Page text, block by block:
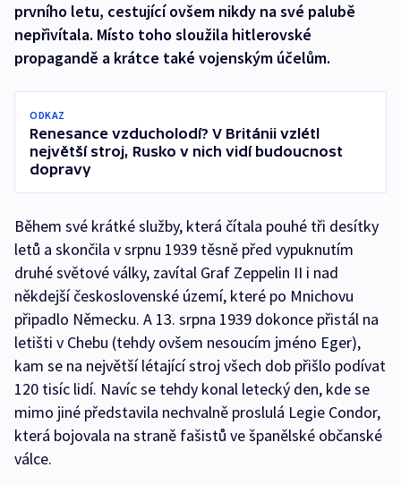
prvního letu, cestující ovšem nikdy na své palubě
nepřivítala. Místo toho sloužila hitlerovské
propagandě a krátce také vojenským účelům.
ODKAZ
Renesance vzducholodí? V Británii vzlétl
největší stroj, Rusko v nich vidí budoucnost
dopravy
Během své krátké služby, která čítala pouhé tři desítky
letů a skončila v srpnu 1939 těsně před vypuknutím
druhé světové války, zavítal Graf Zeppelin II i nad
někdejší československé území, které po Mnichovu
připadlo Německu. A 13. srpna 1939 dokonce přistál na
letišti v Chebu (tehdy ovšem nesoucím jméno Eger),
kam se na největší létající stroj všech dob přišlo podívat
120 tisíc lidí. Navíc se tehdy konal letecký den, kde se
mimo jiné představila nechvalně proslulá Legie Condor,
která bojovala na straně fašistů ve španělské občanské
válce.